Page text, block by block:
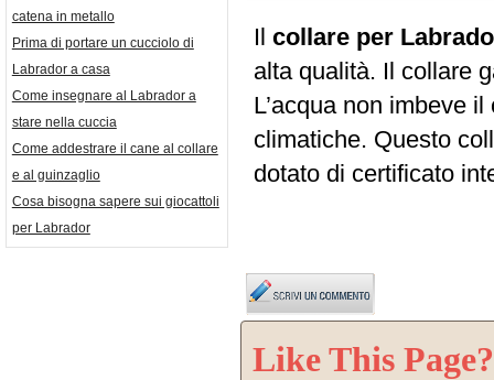
catena in metallo
Prima di portare un cucciolo di
Labrador a casa
Come insegnare al Labrador a
stare nella cuccia
Come addestrare il cane al collare
e al guinzaglio
Cosa bisogna sapere sui giocattoli
per Labrador
Il collare per
alta qualità. Il collare
L’acqua non imbeve
climatiche. Questo
dotato di certificato
Like This Page?